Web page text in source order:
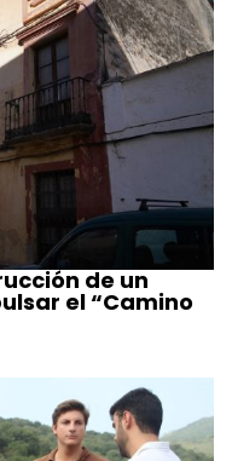
de un
el “Camino